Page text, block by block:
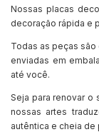
Nossas placas
decoração rápida e
Todas as peças
enviadas em
até você.
Seja para renovar o
nossas artes
autêntica e cheia de